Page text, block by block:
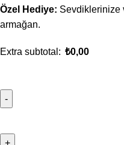
Özel Hediye: Sevdiklerinize
armağan.
Extra subtotal: ₺0,00